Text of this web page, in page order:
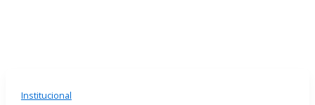
Institucional